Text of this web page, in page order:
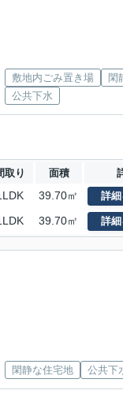
敷地内ごみ置き場 閑
公共下水
取り 面積
39.70㎡ 詳
39.70㎡ 詳
閑静な住宅地 公共下